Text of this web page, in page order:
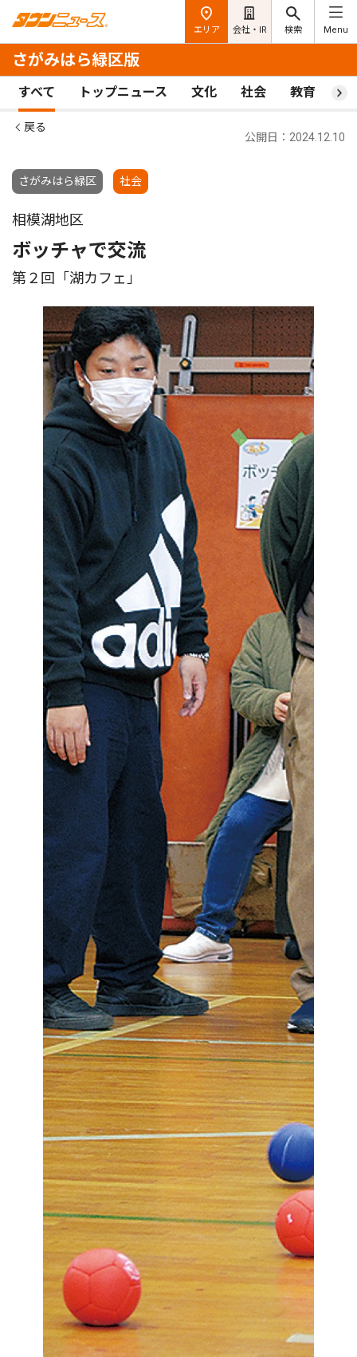
エリア 会社・IR 検索 Menu
さがみはら緑区版
すべて トップニュース 文化 社会 教育 ス
戻る
さがみはら緑区 社会
公開日：2024.12.10
相模湖地区
ボッチャで交流
第２回「湖カフェ」